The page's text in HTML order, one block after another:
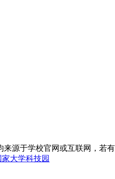
源于学校官网或互联网，若有
大学科技园